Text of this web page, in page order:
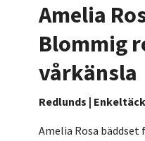
Amelia
Blommig
vårkänsla
Redlunds |
Amelia Rosa